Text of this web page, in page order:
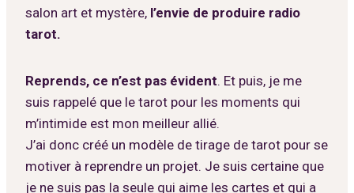
salon art et mystère, l’envie de produire radio
tarot.
Reprends, ce n’est pas évident. Et puis, je me
suis rappelé que le tarot pour les moments qui
m’intimide est mon meilleur allié.
J’ai donc créé un modèle de tirage de tarot pour se
motiver à reprendre un projet. Je suis certaine que
je ne suis pas la seule qui aime les cartes et qui a